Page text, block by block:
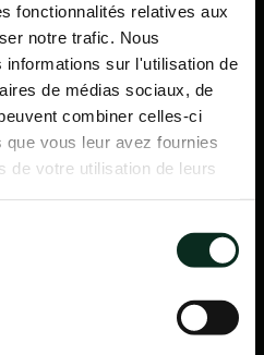
fonctionnalités relatives aux
notre trafic. Nous
informations sur l'utilisation de
de médias sociaux, de
combiner celles-ci
vous leur avez fournies
de votre utilisation de leurs